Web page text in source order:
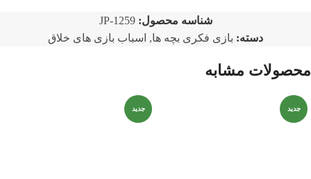
شناسه محصول:JP-1259
دسته: بازی فکری بچه ها, اسباب بازی های خلاق
محصولات مشابه
جدید جدید